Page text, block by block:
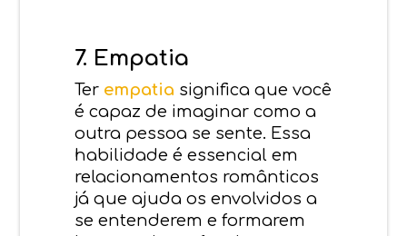
7. Empatia
Ter empatia significa que você
é capaz de imaginar como a
outra pessoa se sente. Essa
habilidade é essencial em
relacionamentos românticos
já que ajuda os envolvidos a
se entenderem e formarem